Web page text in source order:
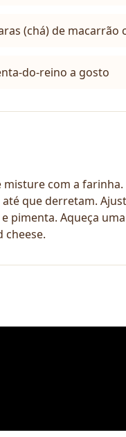
(chá) de macarrão
do-reino a gosto
misture com a
que derretam.
e pimenta. Aqueça
cheese.